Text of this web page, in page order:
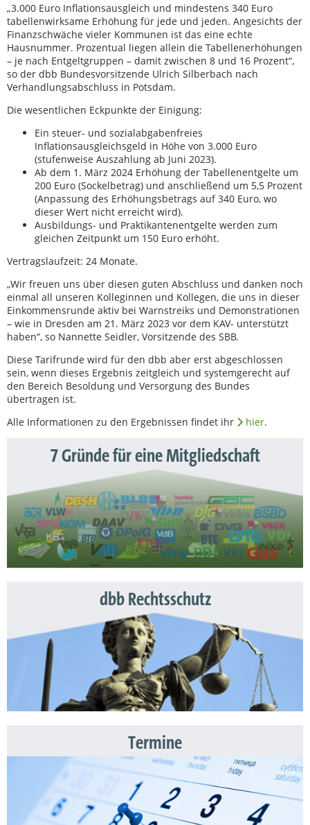
„3.000 Euro Inflationsausgleich und mindestens 340 Euro
tabellenwirksame Erhöhung für jede und jeden. Angesichts der
Finanzschwäche vieler Kommunen ist das eine echte
Hausnummer. Prozentual liegen allein die Tabellenerhöhungen
– je nach Entgeltgruppen – damit zwischen 8 und 16 Prozent“,
so der dbb Bundesvorsitzende Ulrich Silberbach nach
Verhandlungsabschluss in Potsdam.
Die wesentlichen Eckpunkte der Einigung:
Ein steuer- und sozialabgabenfreies
Inflationsausgleichsgeld in Höhe von 3.000 Euro
(stufenweise Auszahlung ab Juni 2023).
Ab dem 1. März 2024 Erhöhung der Tabellenentgelte um
200 Euro (Sockelbetrag) und anschließend um 5,5 Prozent
(Anpassung des Erhöhungsbetrags auf 340 Euro, wo
dieser Wert nicht erreicht wird).
Ausbildungs- und Praktikantenentgelte werden zum
gleichen Zeitpunkt um 150 Euro erhöht.
Vertragslaufzeit: 24 Monate.
„Wir freuen uns über diesen guten Abschluss und danken noch
einmal all unseren Kolleginnen und Kollegen, die uns in dieser
Einkommensrunde aktiv bei Warnstreiks und Demonstrationen
– wie in Dresden am 21. März 2023 vor dem KAV- unterstützt
haben“, so Nannette Seidler, Vorsitzende des SBB.
Diese Tarifrunde wird für den dbb aber erst abgeschlossen
sein, wenn dieses Ergebnis zeitgleich und systemgerecht auf
den Bereich Besoldung und Versorgung des Bundes
übertragen ist.
Alle Informationen zu den Ergebnissen findet ihr
hier.
7 Gründe für eine Mitgliedschaft
dbb Rechtsschutz
Termine